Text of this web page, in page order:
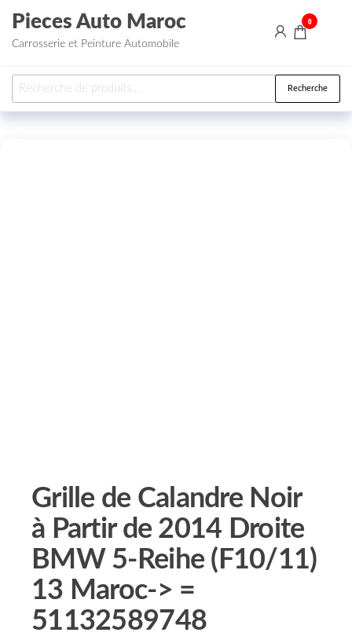
Aller au contenu
Pieces Auto Maroc
Carrosserie et Peinture Automobile
0
Recherche pour : Recherche
Grille de Calandre Noir
à Partir de 2014 Droite
BMW 5-Reihe (F10/11)
13 Maroc-> =
51132589748